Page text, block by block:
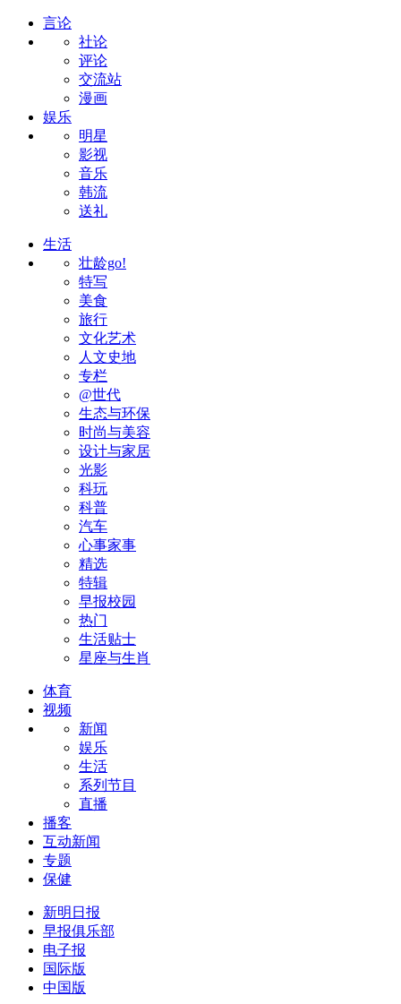
言论
社论
评论
交流站
漫画
娱乐
明星
影视
音乐
韩流
送礼
生活
壮龄go!
特写
美食
旅行
文化艺术
人文史地
专栏
@世代
生态与环保
时尚与美容
设计与家居
光影
科玩
科普
汽车
心事家事
精选
特辑
早报校园
热门
生活贴士
星座与生肖
体育
视频
新闻
娱乐
生活
系列节目
直播
播客
互动新闻
专题
保健
新明日报
早报俱乐部
电子报
国际版
中国版